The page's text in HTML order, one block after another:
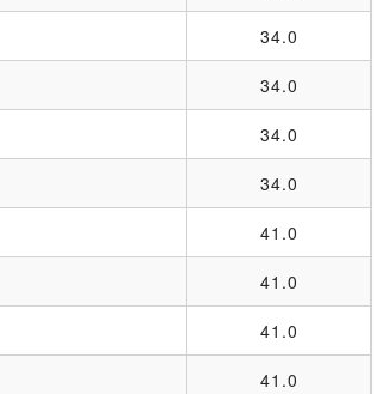
34.0
34.0
34.0
34.0
41.0
41.0
41.0
41.0